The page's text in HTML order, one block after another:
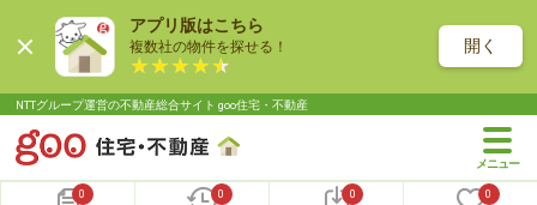
アプリ版はこちら
複数社の物件を探せる！ 開く
NTTグループ運営の不動産総合サイト goo住宅・不動産
0 0 0 0